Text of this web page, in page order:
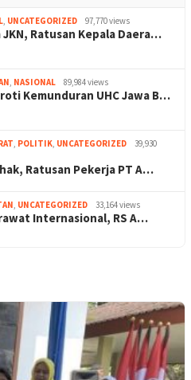
UNCATEGORIZED 97,770 views
Ratusan Kepala Daera…
NASIONAL 89,984 views
Kemunduran UHC Jawa B…
POLITIK UNCATEGORIZED
39,930
Ratusan Pekerja PT A…
UNCATEGORIZED 33,164 views
Internasional, RS A…